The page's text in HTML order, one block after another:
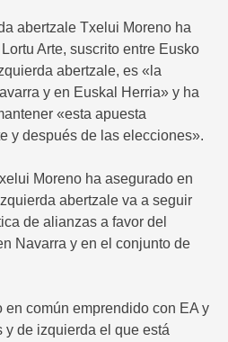
abertzale Txelui Moreno ha
Arte, suscrito entre Eusko
abertzale, es «la
y en Euskal Herria» y ha
«esta apuesta
y después de las elecciones».
Moreno ha asegurado en
abertzale va a seguir
de alianzas a favor del
Navarra y en el conjunto de
en común emprendido con EA y
y de izquierda el que está